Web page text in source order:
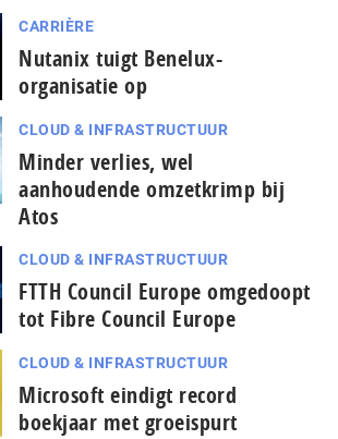
CARRIÈRE
Nutanix tuigt Benelux-
organisatie op
CLOUD & INFRASTRUCTUUR
Minder verlies, wel
aanhoudende omzetkrimp bij
Atos
CLOUD & INFRASTRUCTUUR
FTTH Council Europe omgedoopt
tot Fibre Council Europe
CLOUD & INFRASTRUCTUUR
Microsoft eindigt record
boekjaar met groeispurt